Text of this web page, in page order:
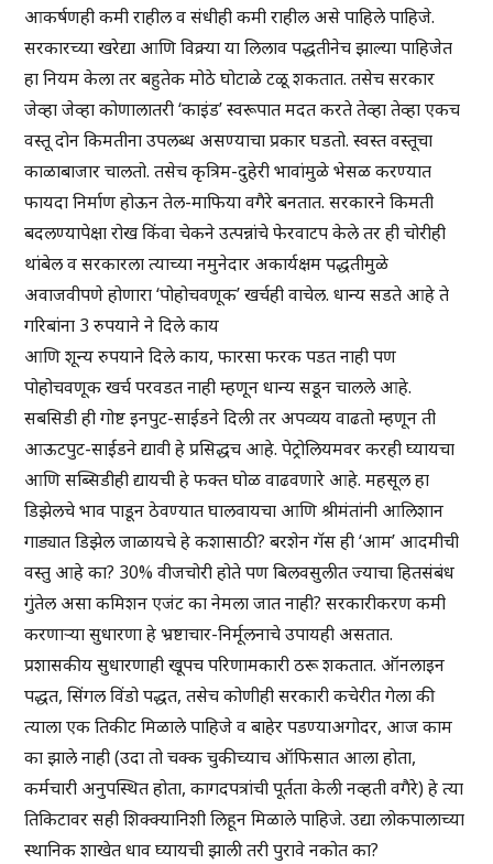
आकर्षणही कमी राहील व संधीही कमी राहील असे पाहिले पाहिजे.
सरकारच्या खरेद्या आणि विक्र्या या लिलाव पद्धतीनेच झाल्या पाहिजेत
हा नियम केला तर बहुतेक मोठे घोटाळे टळू शकतात. तसेच सरकार
जेव्हा जेव्हा कोणालातरी ‘काइंड’ स्वरूपात मदत करते तेव्हा तेव्हा एकच
वस्तू दोन किमतीना उपलब्ध असण्याचा प्रकार घडतो. स्वस्त वस्तूचा
काळाबाजार चालतो. तसेच कृत्रिम-दुहेरी भावांमुळे भेसळ करण्यात
फायदा निर्माण होऊन तेल-माफिया वगैरे बनतात. सरकारने किमती
बदलण्यापेक्षा रोख किंवा चेकने उत्पन्नांचे फेरवाटप केले तर ही चोरीही
थांबेल व सरकारला त्याच्या नमुनेदार अकार्यक्षम पद्धतीमुळे
अवाजवीपणे होणारा ‘पोहोचवणूक’ खर्चही वाचेल. धान्य सडते आहे ते
गरिबांना 3 रुपयाने ने दिले काय
आणि शून्य रुपयाने दिले काय, फारसा फरक पडत नाही पण
पोहोचवणूक खर्च परवडत नाही म्हणून धान्य सडून चालले आहे.
सबसिडी ही गोष्ट इनपुट-साईडने दिली तर अपव्यय वाढतो म्हणून ती
आऊटपुट-साईडने द्यावी हे प्रसिद्धच आहे. पेट्रोलियमवर करही घ्यायचा
आणि सब्सिडीही द्यायची हे फक्त घोळ वाढवणारे आहे. महसूल हा
डिझेलचे भाव पाडून ठेवण्यात घालवायचा आणि श्रीमंतांनी आलिशान
गाड्यात डिझेल जाळायचे हे कशासाठी? बरशेन गॅस ही ‘आम’ आदमीची
वस्तु आहे का? 30% वीजचोरी होते पण बिलवसुलीत ज्याचा हितसंबंध
गुंतेल असा कमिशन एजंट का नेमला जात नाही? सरकारीकरण कमी
करणाऱ्या सुधारणा हे भ्रष्टाचार-निर्मूलनाचे उपायही असतात.
प्रशासकीय सुधारणाही खूपच परिणामकारी ठरू शकतात. ऑनलाइन
पद्धत, सिंगल विंडो पद्धत, तसेच कोणीही सरकारी कचेरीत गेला की
त्याला एक तिकीट मिळाले पाहिजे व बाहेर पडण्याअगोदर, आज काम
का झाले नाही (उदा तो चक्क चुकीच्याच ऑफिसात आला होता,
कर्मचारी अनुपस्थित होता, कागदपत्रांची पूर्तता केली नव्हती वगैरे) हे त्या
तिकिटावर सही शिक्क्यानिशी लिहून मिळाले पाहिजे. उद्या लोकपालाच्या
स्थानिक शाखेत धाव घ्यायची झाली तरी पुरावे नकोत का?